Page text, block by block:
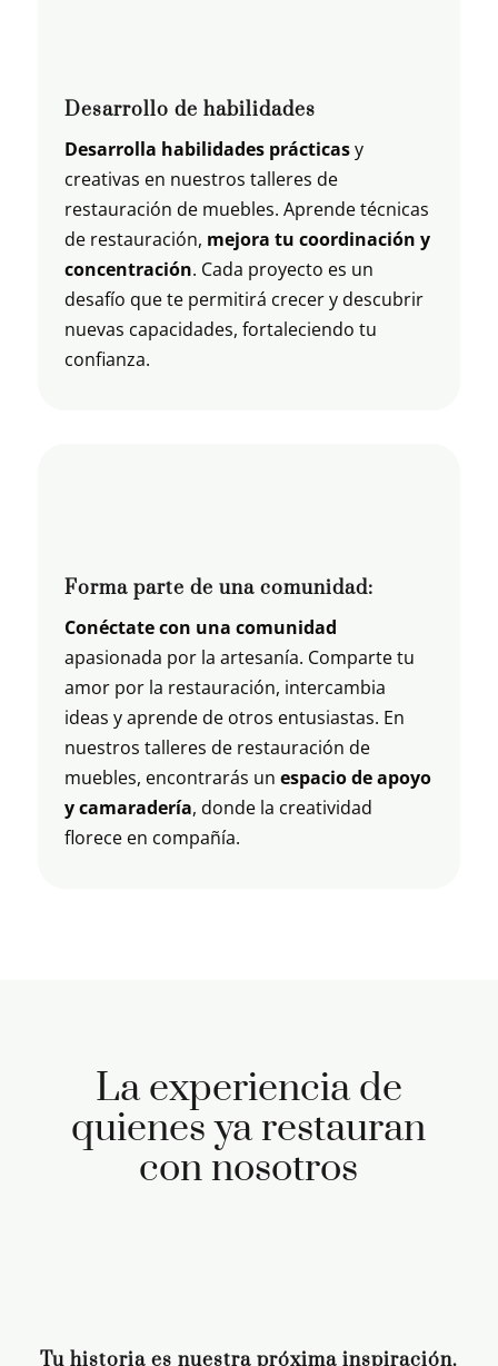
Desarrollo de habilidades
Desarrolla habilidades prácticasy
creativas en nuestros talleres de
restauración de muebles. Aprende técnicas
de restauración, mejora tu coordinación y
concentración. Cada proyecto es un
desafío que te permitirá crecer y descubrir
nuevas capacidades, fortaleciendo tu
confianza.
Forma parte de una comunidad:
Conéctate con una comunidad
apasionada por la artesanía. Comparte tu
amor por la restauración, intercambia
ideas y aprende de otros entusiastas. En
nuestros talleres de restauración de
muebles, encontrarás un espacio de apoyo
y camaradería, donde la creatividad
florece en compañía.
La experiencia de
quienes ya restauran
con nosotros
Tu historia es nuestra próxima inspiración.